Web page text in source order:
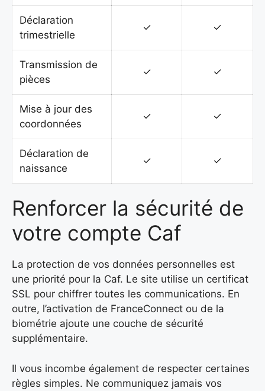
Déclaration
trimestrielle
✓ ✓
Transmission de
pièces
✓ ✓
Mise à jour des
coordonnées
✓ ✓
Déclaration de
naissance
✓ ✓
Renforcer la sécurité de
votre compte Caf
La protection de vos données personnelles est
une priorité pour la Caf. Le site utilise un certificat
SSL pour chiffrer toutes les communications. En
outre, l’activation de FranceConnect ou de la
biométrie ajoute une couche de sécurité
supplémentaire.
Il vous incombe également de respecter certaines
règles simples. Ne communiquez jamais vos